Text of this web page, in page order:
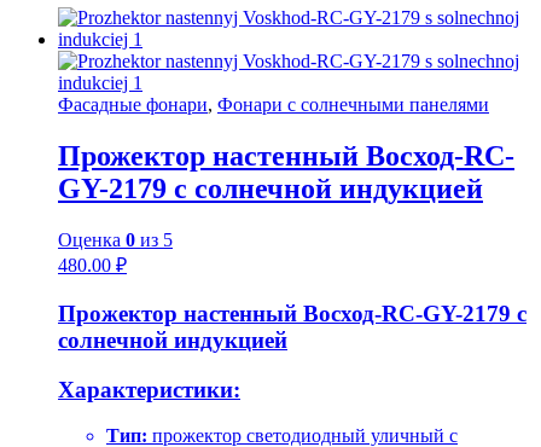
Фасадные фонари, Фонари с солнечными панелями
Прожектор настенный Восход-RC-
GY-2179 с солнечной индукцией
Оценка 0 из 5
480.00 ₽
Прожектор настенный Восход-RC-GY-2179 с
солнечной индукцией
Характеристики:
Тип: прожектор светодиодный уличный с